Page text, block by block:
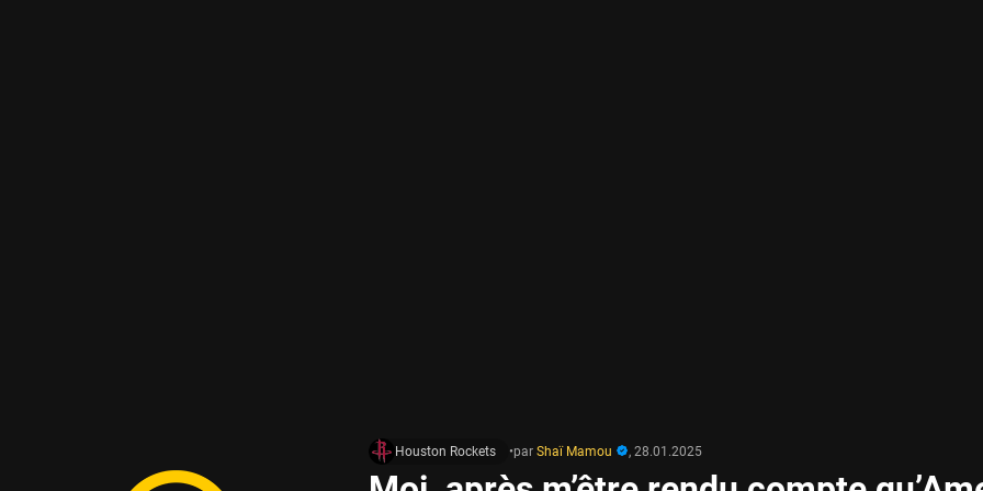
Houston Rockets •par Shaï Mamou , 28.01.2025